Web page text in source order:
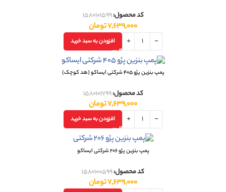
کد محصول:1580101599
7,639,000تومان
افزودن به سبد خرید
پمپ بنزین پژو 405 شرکتی ایساکو (هد کوچک)
کد محصول:1580101799
7,639,000تومان
افزودن به سبد خرید
پمپ بنزین پژو 206 شرکتی ایساکو
کد محصول:1580100599
7,639,000تومان